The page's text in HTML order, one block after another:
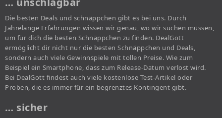
Die besten Deals und schnäppchen gibt es bei uns. Durch
Jahrelange Erfahrungen wissen wir genau, wo wir suchen müssen,
um für dich die besten Schnäppchen zu finden. DealGott
ermöglicht dir nicht nur die besten Schnäppchen und Deals,
sondern auch viele Gewinnspiele mit tollen Preise. Wie zum
Beispiel ein Smartphone, dass zum Release-Datum verlost wird.
Bei DealGott findest auch viele kostenlose Test-Artikel oder
Proben, die es immer für ein begrenztes Kontingent gibt.
… sicher